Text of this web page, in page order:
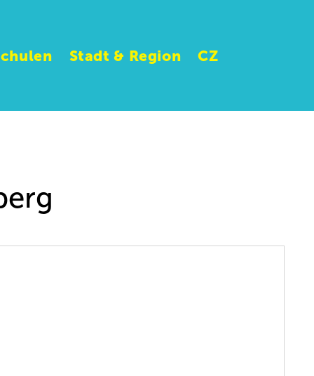
Stadt & Region CZ